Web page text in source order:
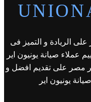
الريادة و التميز فى
عملاء صيانة يونيون اير
مصر على تقديم افضل و
يونيون اير